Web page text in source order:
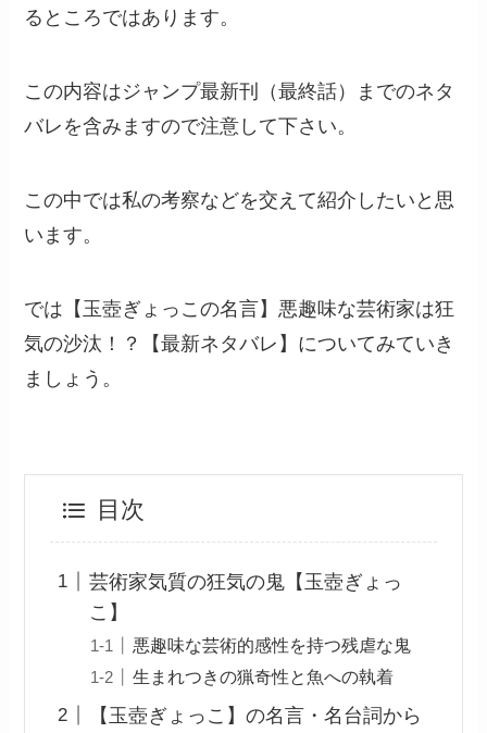
るところではあります。
この内容はジャンプ最新刊（最終話）までのネタ
バレを含みますので注意して下さい。
この中では私の考察などを交えて紹介したいと思
います。
では【玉壺ぎょっこの名言】悪趣味な芸術家は狂
気の沙汰！？【最新ネタバレ】についてみていき
ましょう。
目次
芸術家気質の狂気の鬼【玉壺ぎょっ
こ】
悪趣味な芸術的感性を持つ残虐な鬼
生まれつきの猟奇性と魚への執着
【玉壺ぎょっこ】の名言・名台詞から